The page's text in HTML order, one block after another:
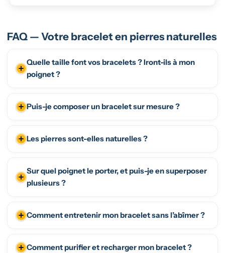
FAQ — Votre bracelet en pierres naturelles
Quelle taille font vos bracelets ? Iront-ils à mon
poignet ?
Puis-je composer un bracelet sur mesure ?
Les pierres sont-elles naturelles ?
Sur quel poignet le porter, et puis-je en superposer
plusieurs ?
Comment entretenir mon bracelet sans l’abîmer ?
Comment purifier et recharger mon bracelet ?